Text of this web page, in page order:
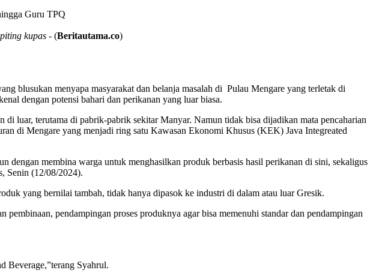
Guru TPQ
kupas - (Beritautama.co)
blusukan menyapa masyarakat dan belanja masalah di Pulau Mengare yang terletak di
dengan potensi bahari dan perikanan yang luar biasa.
luar, terutama di pabrik-pabrik sekitar Manyar. Namun tidak bisa dijadikan mata pencaharian
di Mengare yang menjadi ring satu Kawasan Ekonomi Khusus (KEK) Java Integreated
dengan membina warga untuk menghasilkan produk berbasis hasil perikanan di sini, sekaligus
Senin (12/08/2024).
yang bernilai tambah, tidak hanya dipasok ke industri di dalam atau luar Gresik.
pendampingan proses produknya agar bisa memenuhi standar dan pendampingan
Beverage,”terang Syahrul.